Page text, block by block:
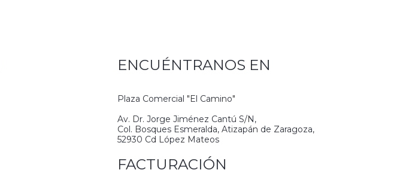
ENCUÉNTRANOS EN
Plaza Comercial "El Camino"
Av. Dr. Jorge Jiménez Cantú S/N,
Col. Bosques Esmeralda, Atizapán de Zaragoza,
52930 Cd López Mateos
FACTURACIÓN